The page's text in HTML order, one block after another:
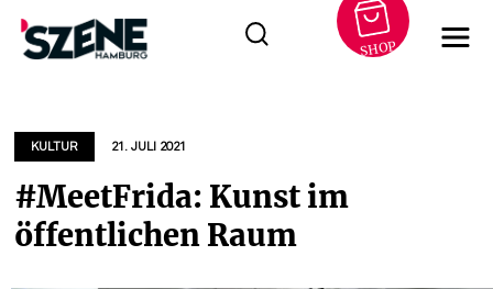
springen
SHOP
KULTUR 21. JULI 2021
#MeetFrida: Kunst im
öffentlichen Raum